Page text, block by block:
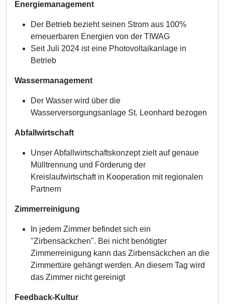
Energiemanagement
Der Betrieb bezieht seinen Strom aus 100%
erneuerbaren Energien von der TIWAG
Seit Juli 2024 ist eine Photovoltaikanlage in
Betrieb
Wassermanagement
Der Wasser wird über die
Wasserversorgungsanlage St. Leonhard bezogen
Abfallwirtschaft
Unser Abfallwirtschaftskonzept zielt auf genaue
Mülltrennung und Förderung der
Kreislaufwirtschaft in Kooperation mit regionalen
Partnern
Zimmerreinigung
In jedem Zimmer befindet sich ein
"Zirbensäckchen". Bei nicht benötigter
Zimmerreinigung kann das Zirbensäckchen an die
Zimmertüre gehängt werden. An diesem Tag wird
das Zimmer nicht gereinigt
Feedback-Kultur